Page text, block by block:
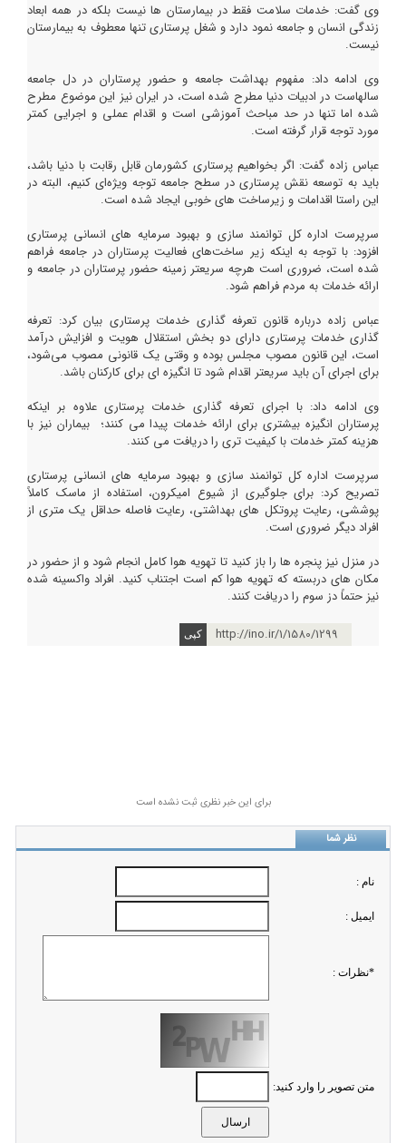
وی گفت: خدمات سلامت فقط در بیمارستان ها نیست بلکه در همه ابعاد
زندگی انسان و جامعه نمود دارد و شغل پرستاری تنها معطوف به بیمارستان
نیست.
وی ادامه داد: مفهوم بهداشت جامعه و حضور پرستاران در دل جامعه
سالهاست در ادبیات دنیا مطرح شده است، در ایران نیز این موضوع مطرح
شده اما تنها در حد مباحث آموزشی است و اقدام عملی و اجرایی کمتر
مورد توجه قرار گرفته است.
عباس زاده گفت: اگر بخواهیم پرستاری کشورمان قابل رقابت با دنیا باشد،
باید به توسعه نقش پرستاری در سطح جامعه توجه ویژه‌ای کنیم، البته در
این راستا اقدامات و زیرساخت های خوبی ایجاد شده است.
سرپرست اداره کل توانمند سازی و بهبود سرمایه های انسانی پرستاری
افزود: با توجه به اینکه زیر ساخت‌های فعالیت پرستاران در جامعه فراهم
شده است، ضروری است هرچه سریعتر زمینه حضور پرستاران در جامعه و
ارائه خدمات به مردم فراهم شود.
عباس زاده درباره قانون تعرفه گذاری خدمات پرستاری بیان کرد: تعرفه
گذاری خدمات پرستاری دارای دو بخش استقلال هویت و افزایش درآمد
است، این قانون مصوب مجلس بوده و وقتی یک قانونی مصوب می‌شود،
برای اجرای آن باید سریعتر اقدام شود تا انگیزه ای برای کارکنان باشد.
وی ادامه داد: با اجرای تعرفه گذاری خدمات پرستاری علاوه بر اینکه
پرستاران انگیزه بیشتری برای ارائه خدمات پیدا می کنند؛ بیماران نیز با
هزینه کمتر خدمات با کیفیت تری را دریافت می کنند.
سرپرست اداره کل توانمند سازی و بهبود سرمایه های انسانی پرستاری
تصریح کرد: برای جلوگیری از شیوع امیکرون، استفاده از ماسک کاملاً
پوششی، رعایت پروتکل های بهداشتی، رعایت فاصله حداقل یک متری از
افراد دیگر ضروری است.
در منزل نیز پنجره ها را باز کنید تا تهویه هوا کامل انجام شود و از حضور در
مکان های دربسته که تهویه هوا کم است اجتناب کنید. افراد واکسینه شده
نیز حتماً دز سوم را دریافت کنند.
http://ino.ir/1/1580/1299
برای این خبر نظری ثبت نشده است
نظر شما
نام :
ايميل :
*نظرات :
متن تصویر را وارد کنید: